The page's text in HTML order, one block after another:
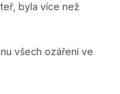
byla více než
všech ozáření ve